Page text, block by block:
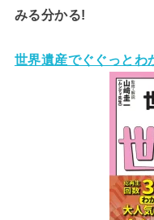
みる分かる!
世界遺産でぐぐっとわ